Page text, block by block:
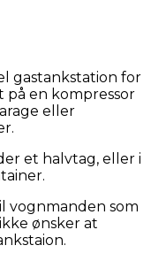
gastankstation for
på en kompressor
eller
et halvtag, eller i
vognmanden som
ønsker at